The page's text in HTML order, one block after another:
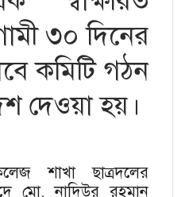
৩০ দিনের
কমিটি গঠন
দেওয়া হয়।
শাখা ছাত্রদলের
মো. নাদিউর রহমান